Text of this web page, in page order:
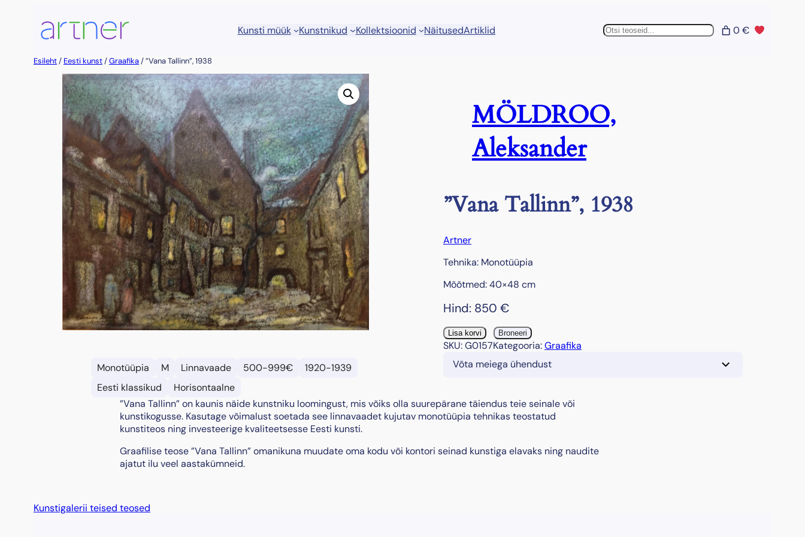
Kunsti müük Kunstnikud Kollektsioonid NäitusedArtiklid Otsing 0 €
Esileht/ Eesti kunst/Graafika/ ”Vana Tallinn”, 1938
Monotüüpia M Linnavaade 500-999€
1920-1939
Eesti klassikud
Horisontaalne
MÖLDROO,
Aleksander
”Vana Tallinn”, 1938
Artner
Tehnika: Monotüüpia
Mõõtmed: 40×48 cm
Hind: 850 €
”
V
a
l
n
Lisa korvi Broneeri
SKU:G0157Kategooria:Graafika
Võta meiega ühendust
”Vana Tallinn” on kaunis näide kunstniku loomingust, mis võiks olla suurepärane täiendus teie seinale või
kunstikogusse. Kasutage võimalust soetada see linnavaadet kujutav monotüüpia tehnikas teostatud
kunstiteos ning investeerige kvaliteetsesse Eesti kunsti.
Graafilise teose ”Vana Tallinn” omanikuna muudate oma kodu või kontori seinad kunstiga elavaks ning naudite
ajatut ilu veel aastakümneid.
Kunstigalerii teised teosed